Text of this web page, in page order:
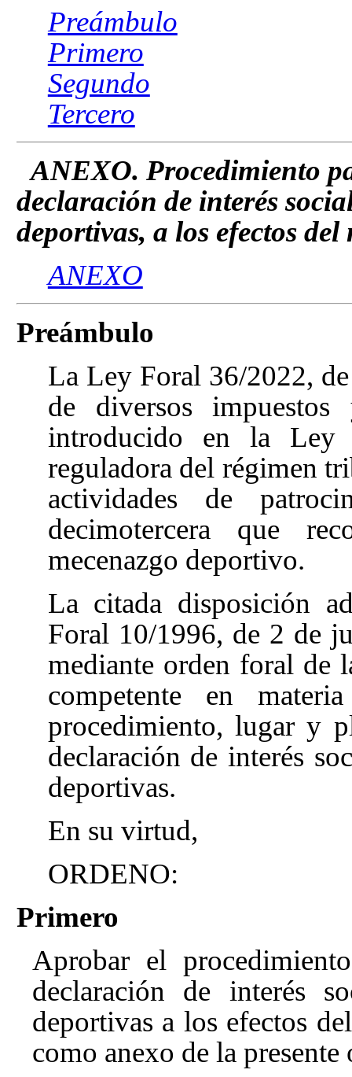
Preámbulo
Primero
Segundo
Tercero
ANEXO. Procedimiento
declaración de interés
deportivas, a los efectos
ANEXO
Preámbulo
La Ley Foral 36/2022,
de diversos
introducido en la
reguladora del régimen
actividades de
decimotercera que
mecenazgo deportivo.
La citada disposición
Foral 10/1996, de 2 de
mediante orden foral de
competente en
procedimiento, lugar y
declaración de interés
deportivas.
En su virtud,
ORDENO:
Primero
Aprobar el
declaración de interés
deportivas a los efectos
como anexo de la